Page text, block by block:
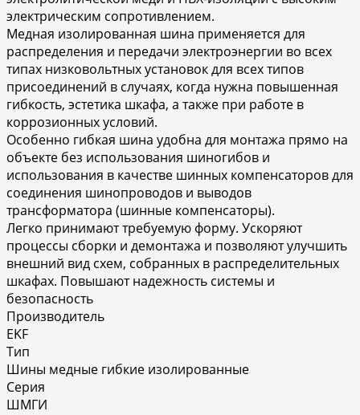
электрическим сопротивлением.
Медная изолированная шина применяется для
распределения и передачи электроэнергии во всех
типах низковольтных установок для всех типов
присоединений в случаях, когда нужна повышенная
гибкость, эстетика шкафа, а также при работе в
коррозионных условий.
Особенно гибкая шина удобна для монтажа прямо на
объекте без использования шиногибов и
использования в качестве шинных компенсаторов для
соединения шинопроводов и выводов
трансформатора (шинные компенсаторы).
Легко принимают требуемую форму. Ускоряют
процессы сборки и демонтажа и позволяют улучшить
внешний вид схем, собранных в распределительных
шкафах. Повышают надежность системы и
безопасность
Производитель
EKF
Тип
Шины медные гибкие изолированные
Серия
ШМГИ